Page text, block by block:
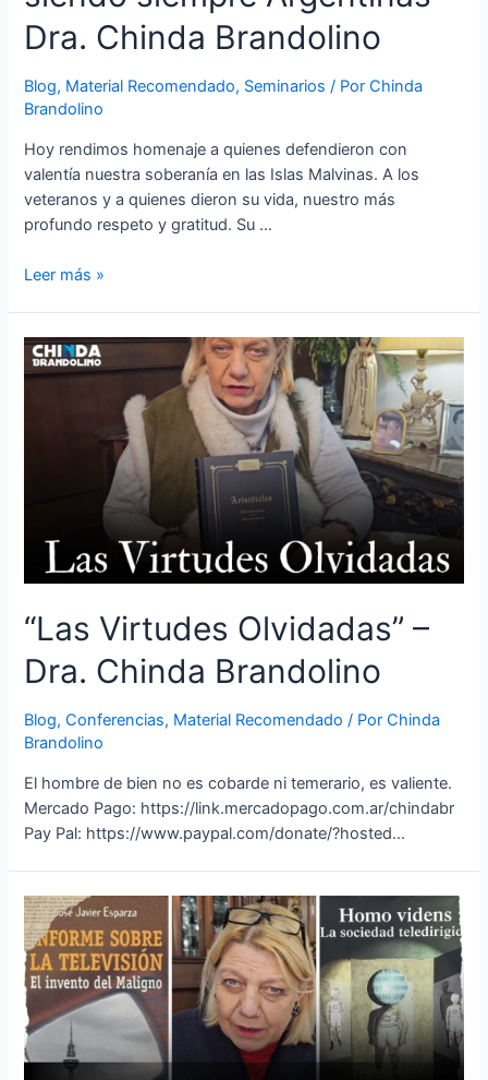
Dra. Chinda Brandolino
Blog, Material Recomendado, Seminarios / PorChinda
Brandolino
Hoy rendimos homenaje a quienes defendieron con
valentía nuestra soberanía en las Islas Malvinas. A los
veteranos y a quienes dieron su vida, nuestro más
profundo respeto y gratitud. Su …
Leer más »
“Las Virtudes Olvidadas” –
Dra. Chinda Brandolino
Blog,Conferencias, Material Recomendado / PorChinda
Brandolino
El hombre de bien no es cobarde ni temerario, es valiente.
Mercado Pago: https://link.mercadopago.com.ar/chindabr
Pay Pal: https://www.paypal.com/donate/?hosted…